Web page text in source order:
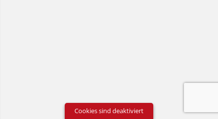
Cookies sind deaktiviert